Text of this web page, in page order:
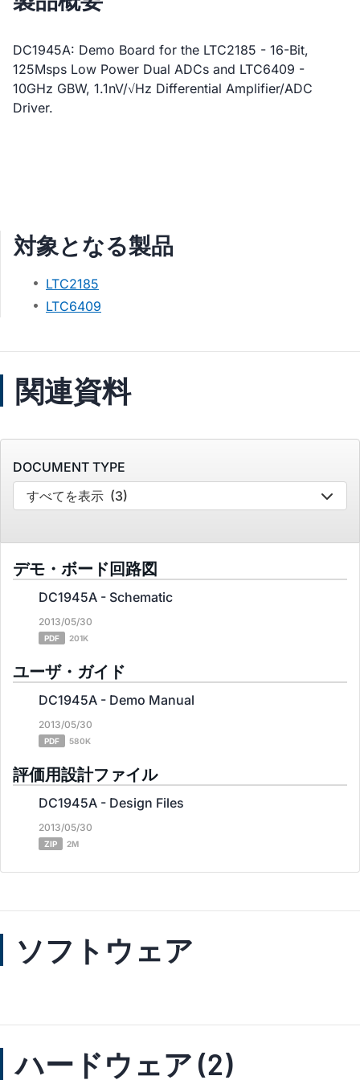
DC1945A: Demo Board for the LTC2185 - 16-Bit,
125Msps Low Power Dual ADCs and LTC6409 -
10GHz GBW, 1.1nV/√Hz Differential Amplifier/ADC
Driver.
対象となる製品
LTC2185
LTC6409
関連資料
DOCUMENT TYPE
すべてを表示 (3)
デモ・ボード回路図
DC1945A - Schematic
2013/05/30
PDF 201K
ユーザ・ガイド
DC1945A - Demo Manual
2013/05/30
PDF 580K
評価用設計ファイル
DC1945A - Design Files
2013/05/30
ZIP 2M
ソフトウェア
ハードウェア (2)